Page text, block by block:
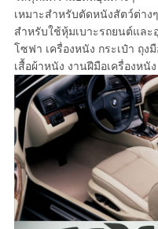
เหมาะสำหรับตัดหนังสัตว์ต่า
สำหรับใช้หุ้มเบาะรถยนต์แล
โซฟา เครื่องหนัง กระเป๋า ถุง
เสื้อผ้าหนัง งานฝีมือเครื่องห